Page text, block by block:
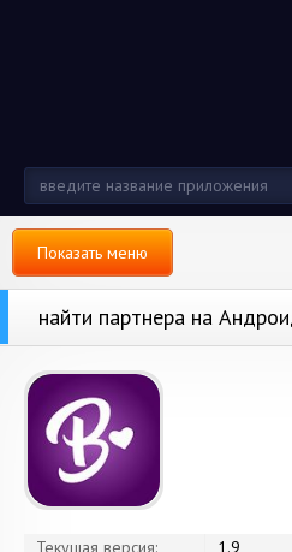
Показать меню
найти партнера на
Текущая версия:
1.9